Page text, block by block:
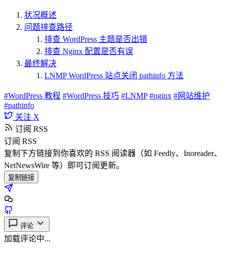
状况概述
问题排查路径
排查 WordPress 主题是否出错
排查 Nginx 配置是否有误
最终解决
LNMP WordPress 站点关闭 pathinfo 方法
#WordPress 教程 #WordPress 技巧 #LNMP #nginx #网站维护
#pathinfo
关注 X
订阅 RSS
订阅 RSS
复制下方链接到你喜欢的 RSS 阅读器（如 Feedly、Inoreader、
NetNewsWire 等）即可订阅更新。
复制链接
评论
加载评论中...